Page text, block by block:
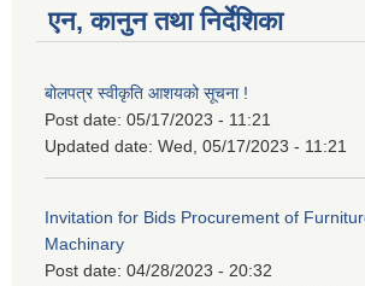
एन, कानुन तथा निर्देशिका
बोलपत्र स्वीकृति आशयको सूचना !
Post date: 05/17/2023 - 11:21
Updated date: Wed, 05/17/2023 - 11:21
Invitation for Bids Procurement of
Machinary
Post date: 04/28/2023 - 20:32